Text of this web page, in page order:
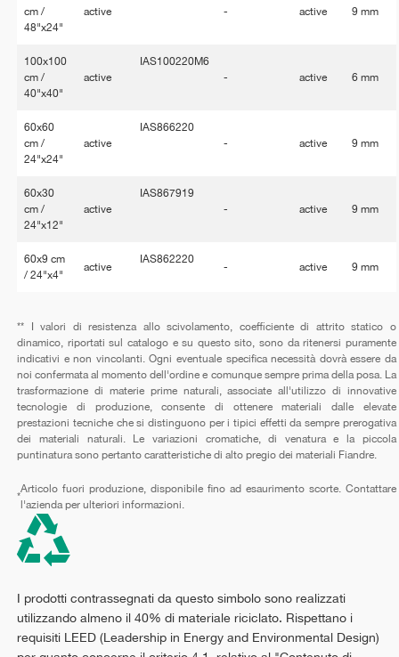
cm /
48"x24"
active
-
active 9 mm
100x100
cm /
40"x40"
active
IAS100220M6
-
active 6 mm
60x60
cm /
24"x24"
active
IAS866220
-
active 9 mm
60x30
cm /
24"x12"
active
IAS867919
-
active 9 mm
60x9 cm
/ 24"x4"
active
IAS862220
- active 9 mm
** I valori di resistenza allo scivolamento, coefficiente di attrito statico o
dinamico, riportati sul catalogo e su questo sito, sono da ritenersi puramente
indicativi e non vincolanti. Ogni eventuale specifica necessità dovrà essere da
noi confermata al momento dell'ordine e comunque sempre prima della posa. La
trasformazione di materie prime naturali, associate all'utilizzo di innovative
tecnologie di produzione, consente di ottenere materiali dalle elevate
prestazioni tecniche che si distinguono per i tipici effetti da sempre prerogativa
dei materiali naturali. Le variazioni cromatiche, di venatura e la piccola
puntinatura sono pertanto caratteristiche di alto pregio dei materiali Fiandre.
*
Articolo fuori produzione, disponibile fino ad esaurimento scorte. Contattare
l'azienda per ulteriori informazioni.
I prodotti contrassegnati da questo simbolo sono realizzati
utilizzando almeno il 40% di materiale riciclato. Rispettano i
requisiti LEED (Leadership in Energy and Environmental Design)